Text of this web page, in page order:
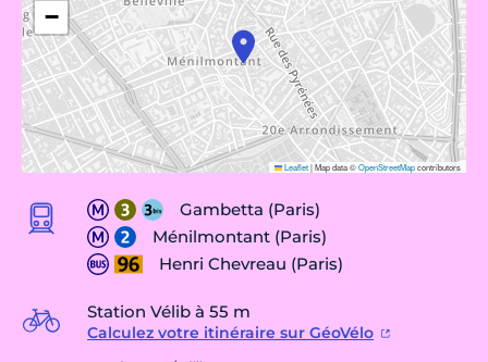
−
Leaflet|Map data ©OpenStreetMapcontributors
Gambetta (Paris)
Ménilmontant (Paris)
Henri Chevreau (Paris)
Station Vélib à 55 m
Calculez votre itinéraire sur GéoVélo